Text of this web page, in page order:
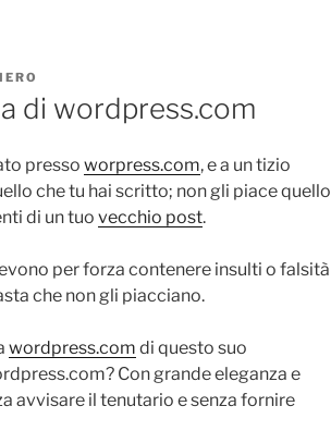
di wordpress.com
presso worpress.com, e a un tizio
che tu hai scritto; non gli piace quello
di un tuo vecchio post.
per forza contenere insulti o falsità
che non gli piacciano.
wordpress.com di questo suo
Con grande eleganza e
avvisare il tenutario e senza fornire